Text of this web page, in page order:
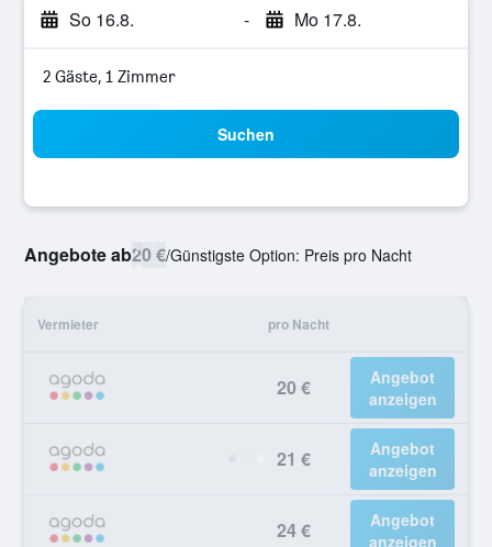
So 16.8. - Mo 17.8.
2 Gäste, 1 Zimmer
Suchen
Angebote ab20 €/Günstigste Option: Preis pro Nacht
Vermieter pro Nacht
20 €
Angebot
anzeigen
21 €
Angebot
anzeigen
24 €
Angebot
anzeigen